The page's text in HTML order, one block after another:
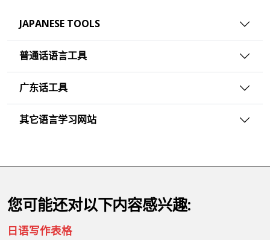
JAPANESE TOOLS
普通话语言工具
广东话工具
其它语言学习网站
您可能还对以下内容感兴趣:
日语写作表格